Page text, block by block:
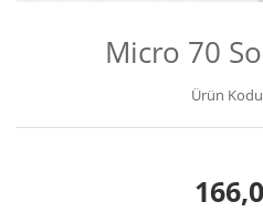
Micro 70
Ürün